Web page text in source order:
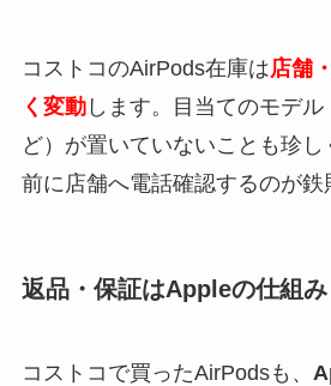
コストコのAirPods在庫は店舗
く変動します。目当てのモデ
ど）が置いていないことも珍
前に店舗へ電話確認するのが鉄
返品・保証はAppleの仕組み
コストコで買ったAirPodsも、